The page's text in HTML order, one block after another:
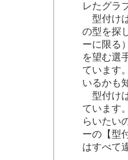
レたグラ
型付け
の型を探
ーに限る
を望む選
ています
いるかも
型付け
ています
らいたい
ーの【型
はすべて